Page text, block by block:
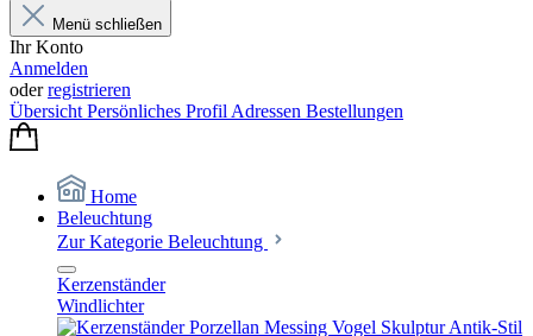
Menü schließen
Ihr Konto
Anmelden
oderregistrieren
Übersicht Persönliches Profil Adressen Bestellungen
Home
Beleuchtung
Zur Kategorie Beleuchtung
Kerzenständer
Windlichter